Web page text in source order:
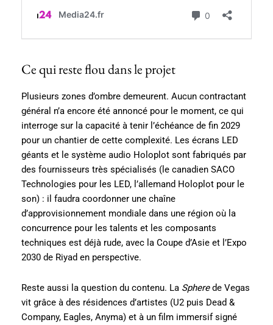
Ce qui reste flou dans le projet
Plusieurs zones d’ombre demeurent. Aucun contractant
général n’a encore été annoncé pour le moment, ce qui
interroge sur la capacité à tenir l’échéance de fin 2029
pour un chantier de cette complexité. Les écrans LED
géants et le système audio Holoplot sont fabriqués par
des fournisseurs très spécialisés (le canadien SACO
Technologies pour les LED, l’allemand Holoplot pour le
son) : il faudra coordonner une chaîne
d’approvisionnement mondiale dans une région où la
concurrence pour les talents et les composants
techniques est déjà rude, avec la Coupe d’Asie et l’Expo
2030 de Riyad en perspective.
Reste aussi la question du contenu. La Spherede Vegas
vit grâce à des résidences d’artistes (U2 puis Dead &
Company, Eagles, Anyma) et à un film immersif signé